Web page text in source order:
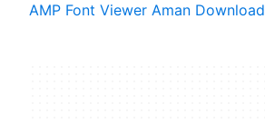
AMP Font Viewer Aman Download